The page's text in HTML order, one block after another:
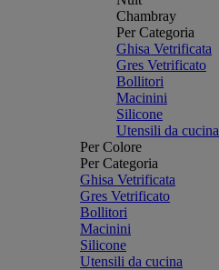
Chambray
Per Categoria
Ghisa Vetrificata
Gres Vetrificato
Bollitori
Macinini
Silicone
Utensili da cucina
Per Colore
Per Categoria
Ghisa Vetrificata
Gres Vetrificato
Bollitori
Macinini
Silicone
Utensili da cucina